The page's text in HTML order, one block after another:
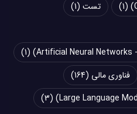
(1) تست (1)
(1)
فناوری مالی (164)
(3)